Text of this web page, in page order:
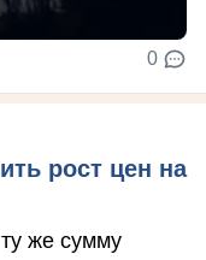
0
рост цен на
же сумму